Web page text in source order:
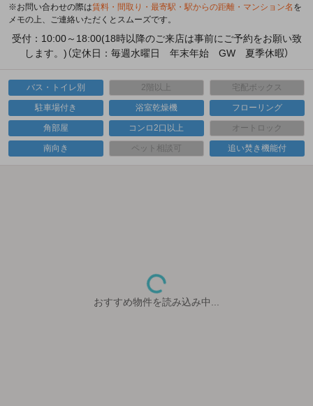
※お問い合わせの際は賃料・間取り・最寄駅・駅からの距離・マンション名 を
メモの上、ご連絡いただくとスムーズです。
受付：10:00～18:00(18時以降のご来店は事前にご予約をお願い致
します。)（定休日：毎週水曜日 年末年始 GW 夏季休暇）
バス・トイレ別 2階以上 宅配ボックス
駐車場付き 浴室乾燥機 フローリング
角部屋 コンロ2口以上 オートロック
南向き ペット相談可 追い焚き機能付
おすすめ物件を読み込み中...